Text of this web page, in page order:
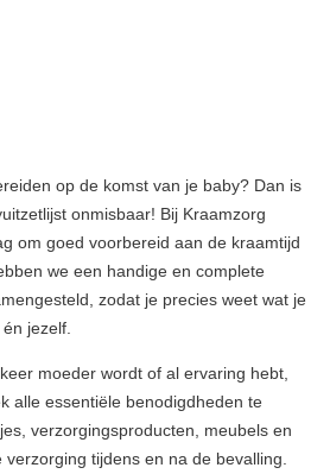
op de komst van je baby? Dan is
onmisbaar! Bij Kraamzorg
om goed voorbereid aan de kraamtijd
we een handige en complete
zodat je precies weet wat je
jezelf.
moeder wordt of al ervaring hebt,
alle essentiële benodigdheden te
verzorgingsproducten, meubels en
tijdens en na de bevalling.